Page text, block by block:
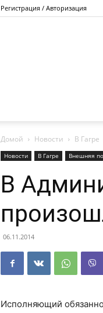
Регистрация / Авторизация
Домой Новости В Гагре
Новости В Гагре Внешняя
В
06.11.2014
Исполняющий